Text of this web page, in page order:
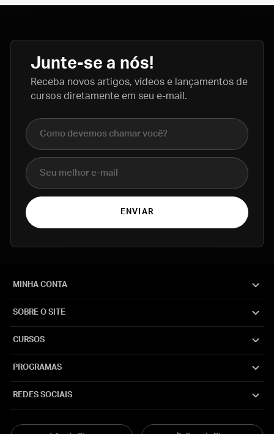
Junte-se a nós!
Receba novos artigos, vídeos e lançamentos de
cursos diretamente em seu e-mail.
Nome completo
E-mail
ENVIAR
MINHA CONTA
SOBRE O SITE
CURSOS
PROGRAMAS
REDES SOCIAIS